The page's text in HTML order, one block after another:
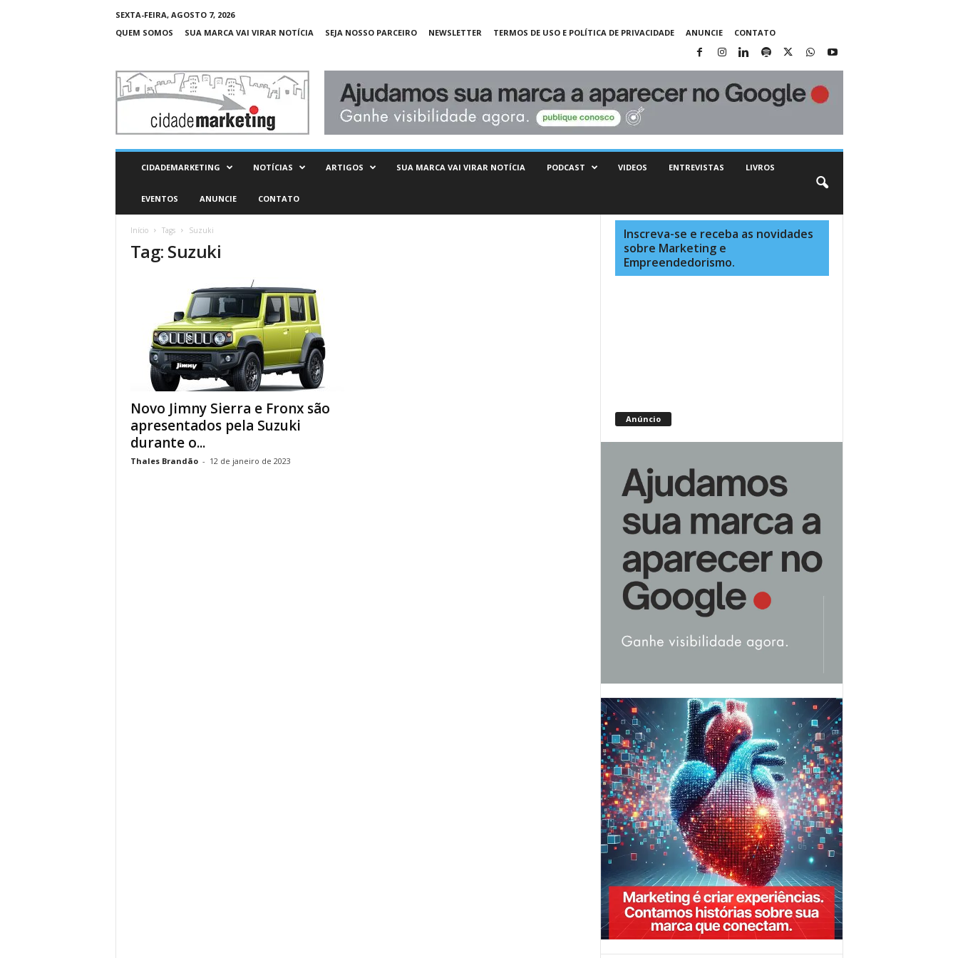
SEXTA-FEIRA, AGOSTO 7, 2026
QUEM SOMOS
SUA MARCA VAI VIRAR NOTÍCIA SEJA NOSSO PARCEIRO NEWSLETTER TERMOS DE USO E POLÍTICA DE PRIVACIDADE ANUNCIE CONTATO
C
d
CIDADEMARKETING NOTÍCIAS ARTIGOS SUA MARCA VAI VIRAR NOTÍCIA PODCAST VIDEOS ENTREVISTAS LIVROS
EVENTOS ANUNCIE CONTATO
Início Tags Suzuki
Tag: Suzuki
Novo Jimny Sierra e Fronx são
apresentados pela Suzuki
durante o...
Thales Brandão - 12 de janeiro de 2023
Inscreva-se e receba as novidades
sobre Marketing e
Empreendedorismo.
Anúncio